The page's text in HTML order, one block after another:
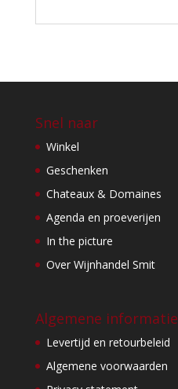
Snel naar
Winkel
Geschenken
Chateaux & Domaines
Agenda en proeverijen
In the picture
Over Wijnhandel Smit
Algemene informatie
Levertijd en retourbeleid
Algemene voorwaarden